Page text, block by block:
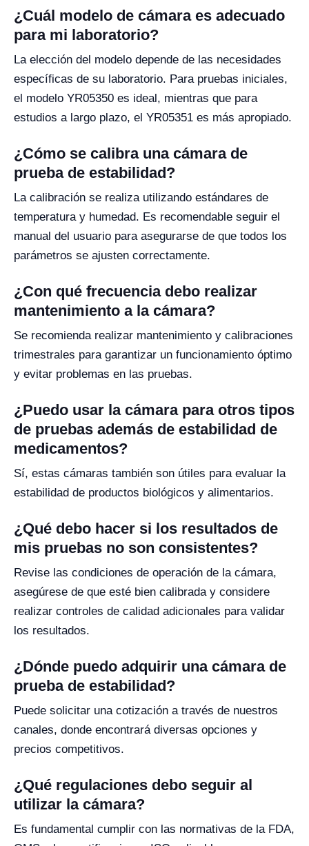
¿Cuál modelo de cámara es adecuado
para mi laboratorio?
La elección del modelo depende de las necesidades
específicas de su laboratorio. Para pruebas iniciales,
el modelo YR05350 es ideal, mientras que para
estudios a largo plazo, el YR05351 es más apropiado.
¿Cómo se calibra una cámara de
prueba de estabilidad?
La calibración se realiza utilizando estándares de
temperatura y humedad. Es recomendable seguir el
manual del usuario para asegurarse de que todos los
parámetros se ajusten correctamente.
¿Con qué frecuencia debo realizar
mantenimiento a la cámara?
Se recomienda realizar mantenimiento y calibraciones
trimestrales para garantizar un funcionamiento óptimo
y evitar problemas en las pruebas.
¿Puedo usar la cámara para otros tipos
de pruebas además de estabilidad de
medicamentos?
Sí, estas cámaras también son útiles para evaluar la
estabilidad de productos biológicos y alimentarios.
¿Qué debo hacer si los resultados de
mis pruebas no son consistentes?
Revise las condiciones de operación de la cámara,
asegúrese de que esté bien calibrada y considere
realizar controles de calidad adicionales para validar
los resultados.
¿Dónde puedo adquirir una cámara de
prueba de estabilidad?
Puede solicitar una cotización a través de nuestros
canales, donde encontrará diversas opciones y
precios competitivos.
¿Qué regulaciones debo seguir al
utilizar la cámara?
Es fundamental cumplir con las normativas de la FDA,